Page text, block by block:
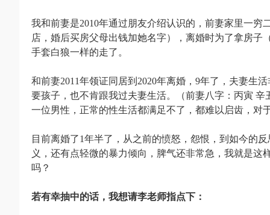
我和前妻是2010年通过朋友介绍认识的，前妻家里一
店，婚后买房父母出钱加她名字），离婚时为了拿房
手套白狼一样的走了。
和前妻2011年领证同居到2020年离婚，9年了，夫妻生
要孩子，也不肯跟我过夫妻生活。（前妻八字：丙寅
一位男性，正常的性生活都满足不了，都难以启齿，对
目前离婚了1年半了，从之前的愤怒，怨恨，到如今的
义，还有点轻微的暴力倾向，脾气还非常急，我就是
吗？
若有幸抽中的话，我想请李老师指点下：